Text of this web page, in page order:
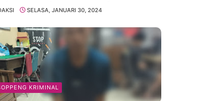
DeviceSELASA, JANUARI 30, 2024
KRIMINAL